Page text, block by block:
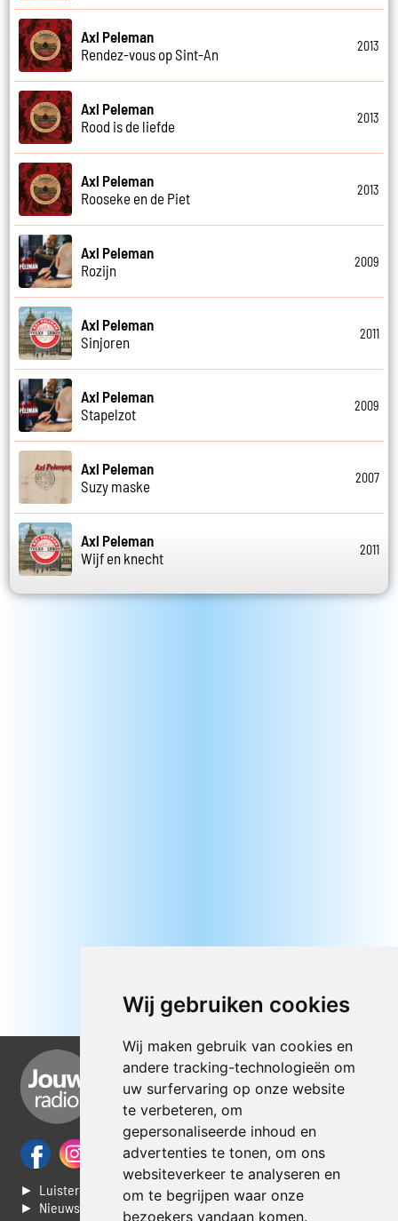
Wij gebruiken cookies
Wij maken gebruik van cookies en
andere tracking-technologieën om
uw surfervaring op onze website
te verbeteren, om
gepersonaliseerde inhoud en
advertenties te tonen, om ons
websiteverkeer te analyseren en
om te begrijpen waar onze
bezoekers vandaan komen.
Axl Peleman
Rendez-vous op Sint-An
2013
Axl Peleman
Rood is de liefde
2013
Axl Peleman
Rooseke en de Piet
2013
Axl Peleman
Rozijn
2009
Axl Peleman
Sinjoren
2011
Axl Peleman
Stapelzot
2009
Axl Peleman
Suzy maske
2007
Axl Peleman
Wijf en knecht
2011
► Luisteren naar Jouwradio
► Nieuws